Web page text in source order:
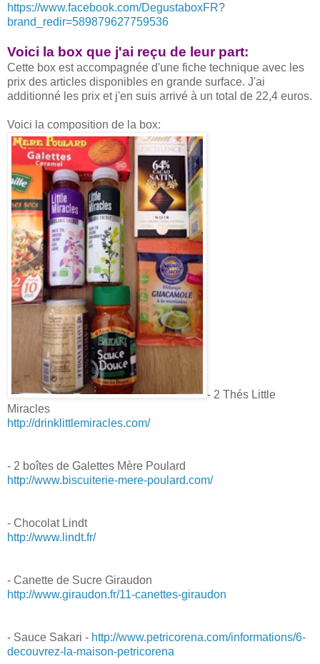
https://www.facebook.com/DegustaboxFR?
brand_redir=589879627759536
Voici la box que j'ai reçu de leur part:
Cette box est accompagnée d'une fiche technique avec les
prix des articles disponibles en grande surface. J'ai
additionné les prix et j'en suis arrivé à un total de 22,4 euros.
Voici la composition de la box:
- 2 Thés Little
Miracles
http://drinklittlemiracles.com/
- 2 boîtes de Galettes Mère Poulard
http://www.biscuiterie-mere-poulard.com/
- Chocolat Lindt
http://www.lindt.fr/
- Canette de Sucre Giraudon
http://www.giraudon.fr/11-canettes-giraudon
- Sauce Sakari - http://www.petricorena.com/informations/6-
decouvrez-la-maison-petricorena